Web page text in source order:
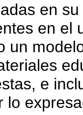
en
en el
un
e
lo